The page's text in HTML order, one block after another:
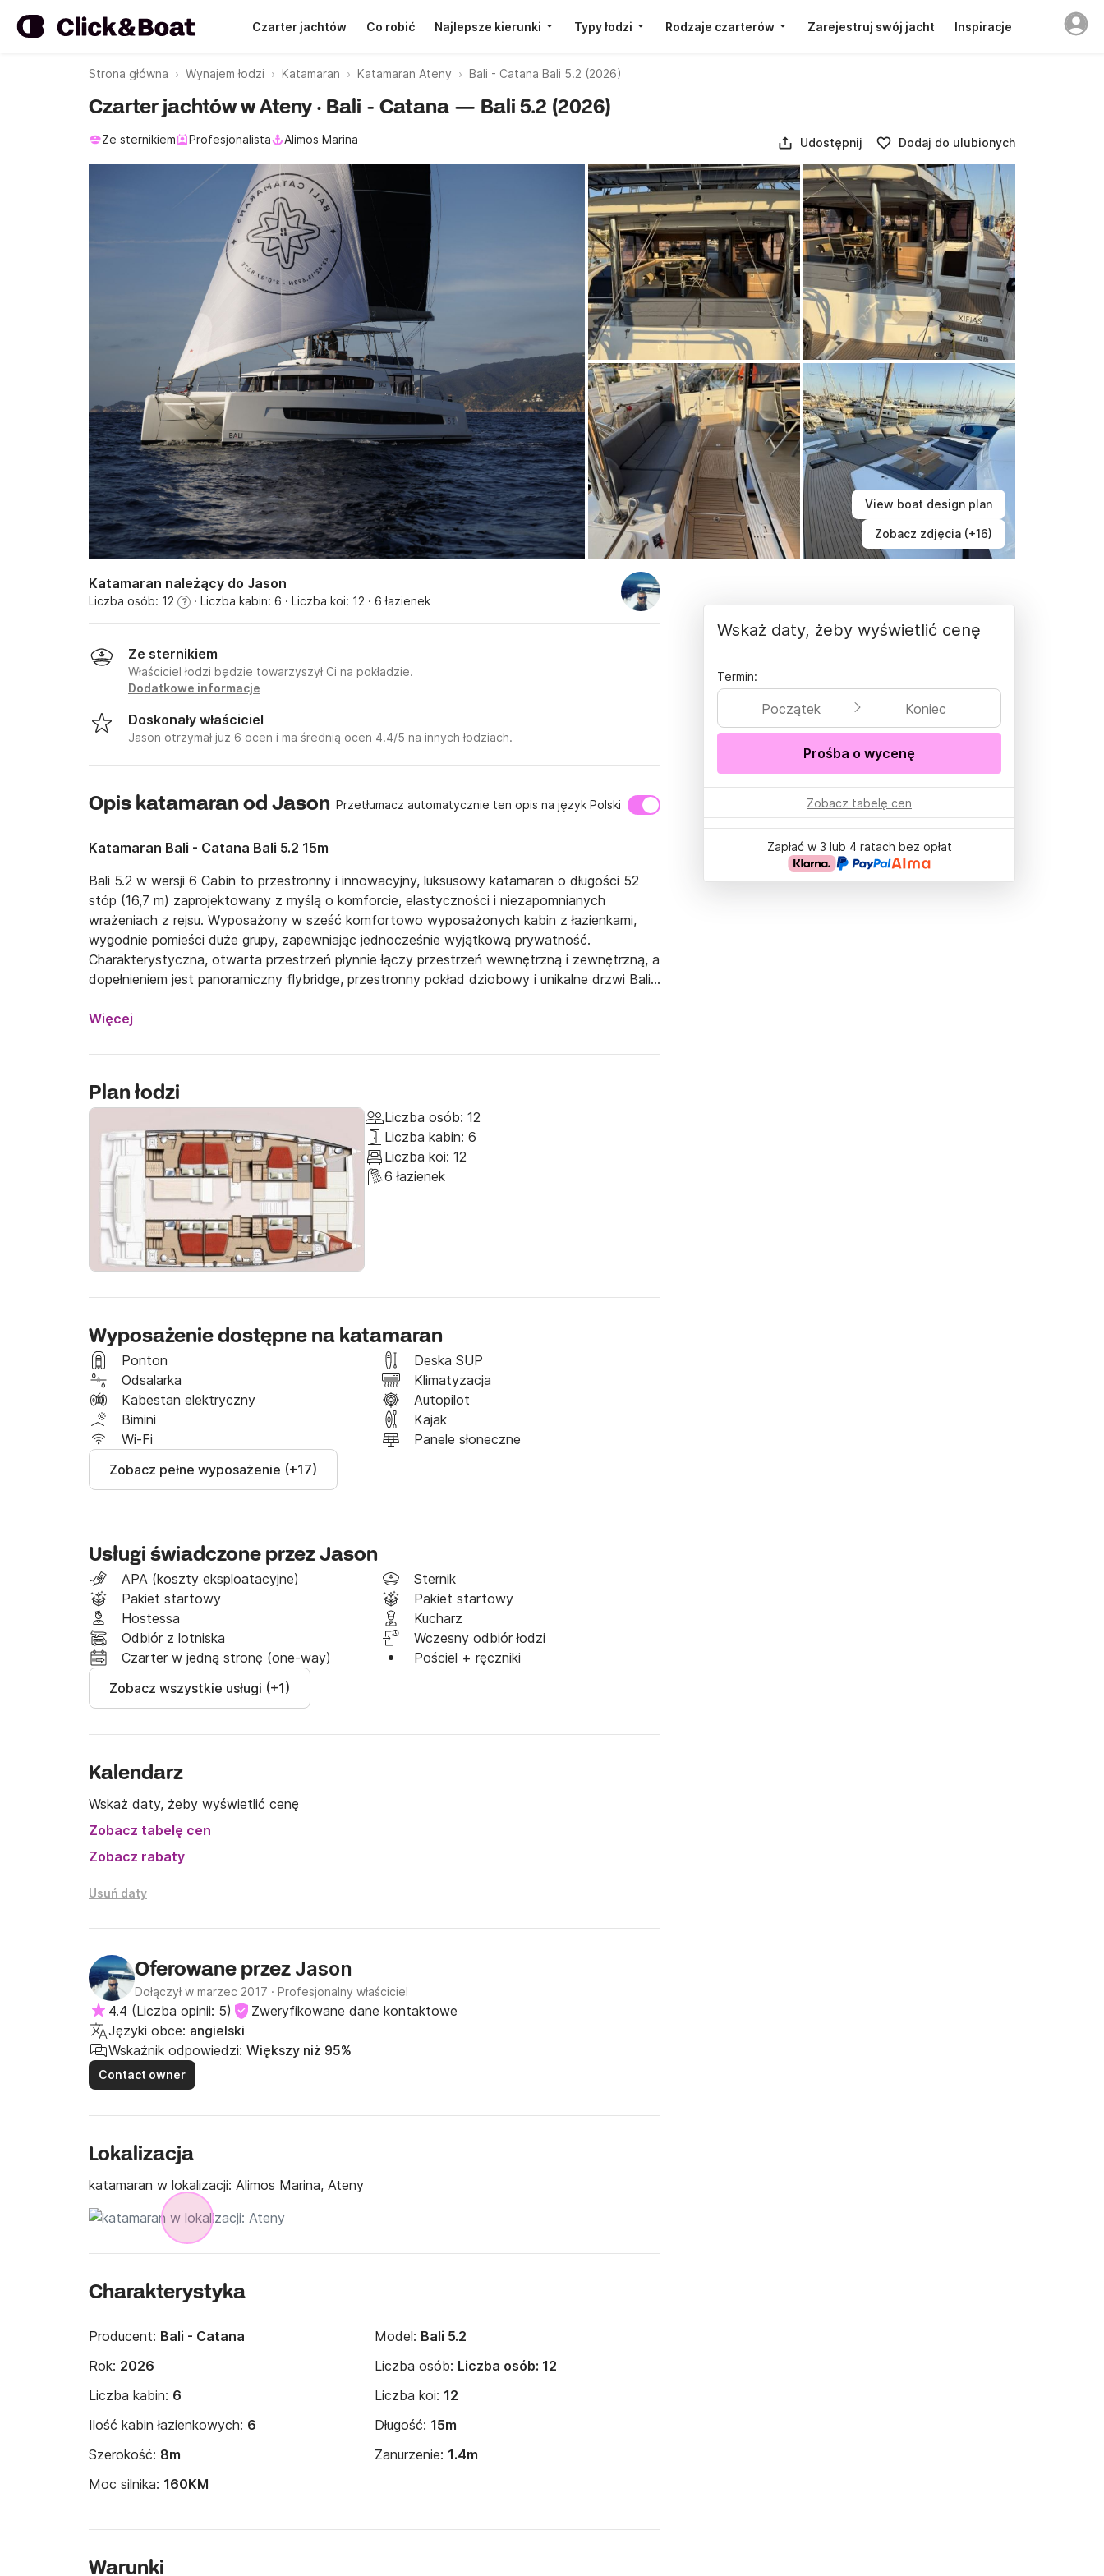
Czarter jachtów Co robić Najlepsze kierunki Typy łodzi Rodzaje czarterów Zarejestruj swój jacht Inspiracje
Strona główna Wynajem łodzi Katamaran Katamaran Ateny Bali - Catana Bali 5.2 (2026)
View boat design plan
Zobacz zdjęcia (+16)
Czarter jachtów w Ateny · Bali - Catana — Bali 5.2 (2026)
Ze sternikiem Profesjonalista Alimos Marina Udostępnij Dodaj do ulubionych
Katamaran należący do Jason
Liczba osób: 12 ? · Liczba kabin: 6 · Liczba koi: 12 · 6 łazienek
Ze sternikiem
Właściciel łodzi będzie towarzyszył Ci na pokładzie.
Dodatkowe informacje
Doskonały właściciel
Jason otrzymał już 6 ocen i ma średnią ocen 4.4/5 na innych łodziach.
Opis katamaran od Jason Przetłumacz automatycznie ten opis na język Polski
Katamaran Bali - Catana Bali 5.2 15m
Bali 5.2 w wersji 6 Cabin to przestronny i innowacyjny, luksusowy katamaran o długości 52
stóp (16,7 m) zaprojektowany z myślą o komforcie, elastyczności i niezapomnianych
wrażeniach z rejsu. Wyposażony w sześć komfortowo wyposażonych kabin z łazienkami,
wygodnie pomieści duże grupy, zapewniając jednocześnie wyjątkową prywatność.
Charakterystyczna, otwarta przestrzeń płynnie łączy przestrzeń wewnętrzną i zewnętrzną, a
dopełnieniem jest panoramiczny flybridge, przestronny pokład dziobowy i unikalne drzwi Bali
żeglarskie, Bali 5.2 to idealny wybór na rodzinne wakacje, czartery z załogą i dłuższe rejsy.
Więcej
Plan łodzi
Liczba osób: 12
Liczba kabin: 6
Liczba koi: 12
6 łazienek
Wyposażenie dostępne na katamaran
Ponton
Deska SUP
Odsalarka
Klimatyzacja
Kabestan elektryczny
Autopilot
Bimini
Kajak
Wi-Fi
Panele słoneczne
Zobacz pełne wyposażenie (+17)
Usługi świadczone przez Jason
APA (koszty eksploatacyjne)
Sternik
Pakiet startowy
Pakiet startowy
Hostessa
Kucharz
Odbiór z lotniska
Wczesny odbiór łodzi
Czarter w jedną stronę (one-way)
Pościel + ręczniki
Zobacz wszystkie usługi (+1)
Kalendarz
Wskaż daty, żeby wyświetlić cenę
Zobacz tabelę cen
Zobacz rabaty
Usuń daty
Oferowane przez Jason
Dołączył w marzec 2017 · Profesjonalny właściciel
4.4 (Liczba opinii: 5)
Zweryfikowane dane kontaktowe
Języki obce: angielski
Wskaźnik odpowiedzi: Większy niż 95%
Contact owner
Lokalizacja
katamaran w lokalizacji: Alimos Marina, Ateny
Charakterystyka
Producent: Bali - Catana Model: Bali 5.2
Rok: 2026 Liczba osób: Liczba osób: 12
Liczba kabin: 6 Liczba koi: 12
Ilość kabin łazienkowych: 6 Długość: 15m
Szerokość: 8m Zanurzenie: 1.4m
Moc silnika: 160KM
Wskaż daty, żeby wyświetlić cenę
Termin:
Początek Koniec
Prośba o wycenę
Zobacz tabelę cen
Zapłać w 3 lub 4 ratach bez opłat
Warunki